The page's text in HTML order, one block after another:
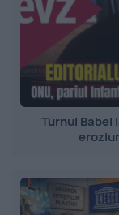
Turnul Babel